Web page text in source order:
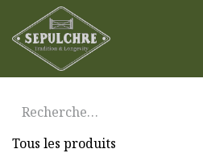
Tous les produits